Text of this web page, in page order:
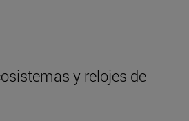
y relojes de